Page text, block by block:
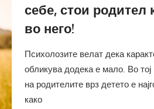
себе, стои родител
во него!
Психолозите велат дека
обликува додека е мало. Во тој
на родителите врз детето е
како